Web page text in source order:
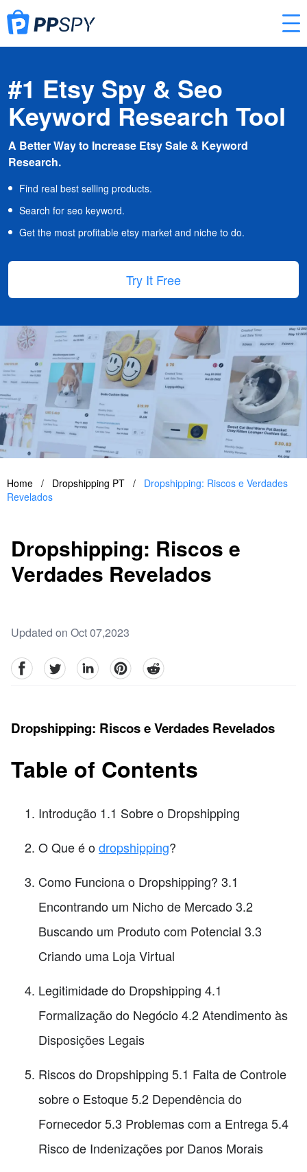
#1 Etsy Spy & Seo
Keyword Research Tool
A Better Way to Increase Etsy Sale & Keyword
Research.
Find real best selling products.
Search for seo keyword.
Get the most profitable etsy market and niche to do.
Try It Free
Home / Dropshipping PT /
Dropshipping: Riscos e Verdades
Revelados
Dropshipping: Riscos e
Verdades Revelados
Updated on Oct 07,2023
facebookTwitter linkedinpinterestreddit
Dropshipping: Riscos e Verdades Revelados
Table of Contents
Introdução 1.1 Sobre o Dropshipping
O Que é odropshipping?
Como Funciona o Dropshipping? 3.1
Encontrando um Nicho de Mercado 3.2
Buscando um Produto com Potencial 3.3
Criando uma Loja Virtual
Legitimidade do Dropshipping 4.1
Formalização do Negócio 4.2 Atendimento às
Disposições Legais
Riscos do Dropshipping 5.1 Falta de Controle
sobre o Estoque 5.2 Dependência do
Fornecedor 5.3 Problemas com a Entrega 5.4
Risco de Indenizações por Danos Morais